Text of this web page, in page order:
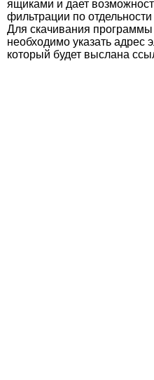
ящиками и дает
фильтрации по
Для скачивания программы
необходимо указать адрес
который будет выслана